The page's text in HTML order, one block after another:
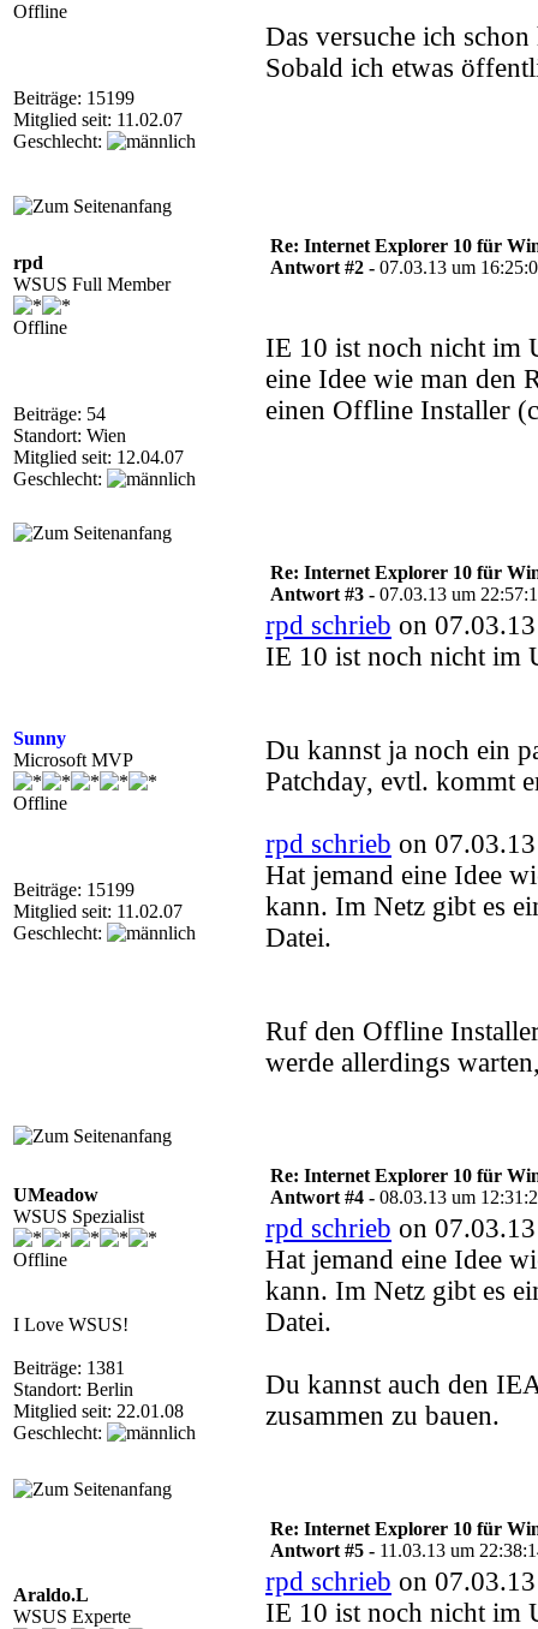
Offline
Beiträge: 15199
Mitglied seit: 11.02.07
Geschlecht:
Das versuche ich
Sobald ich etwas
rpd
WSUS Full Member
Offline
Beiträge: 54
Standort: Wien
Mitglied seit: 12.04.07
Geschlecht:
Re: Internet Explorer 10 für
Antwort #2 - 07.03.13 um
IE 10 ist noch nicht im
eine Idee wie man den
einen Offline Installer
Sunny
Microsoft MVP
Offline
Beiträge: 15199
Mitglied seit: 11.02.07
Geschlecht:
Re: Internet Explorer 10 für
Antwort #3 - 07.03.13 um
rpd schrieb on
IE 10 ist noch nicht im
Du kannst ja noch ein
Patchday, evtl. kommt
rpd schrieb on
Hat jemand eine Idee
kann. Im Netz gibt es
Datei.
Ruf den Offline
werde allerdings
UMeadow
WSUS Spezialist
Offline
I Love WSUS!
Beiträge: 1381
Standort: Berlin
Mitglied seit: 22.01.08
Geschlecht:
Re: Internet Explorer 10 für
Antwort #4 - 08.03.13 um
rpd schrieb on
Hat jemand eine Idee
kann. Im Netz gibt es
Datei.
Du kannst auch den
zusammen zu bauen.
Araldo.L
WSUS Experte
Re: Internet Explorer 10 für
Antwort #5 - 11.03.13 um
rpd schrieb on
IE 10 ist noch nicht im